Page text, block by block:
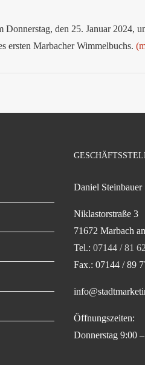
den 25. Januar 2024,
ersten Marbacher Wimmelbuchs.
Daniel Steinbauer
Niklastorstraße 3
71672 Marbach
Tel.: 07144 / 81
Fax.: 07144 / 89
Öffnungszeiten:
Donnerstag 9:00